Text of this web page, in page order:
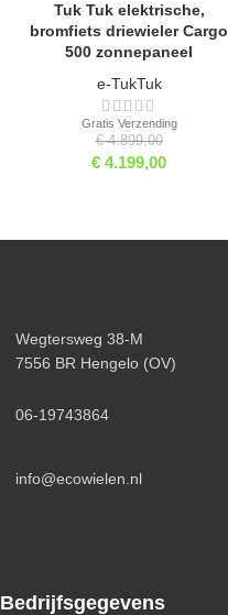
Tuk Tuk elektrische,
bromfiets driewieler Cargo
500 zonnepaneel
e-TukTuk
€4.899,00
€ 4.199,00
Gratis Verzending
Wegtersweg 38-M
7556 BR Hengelo (OV)
06-19743864
info@ecowielen.nl
Bedrijfsgegevens